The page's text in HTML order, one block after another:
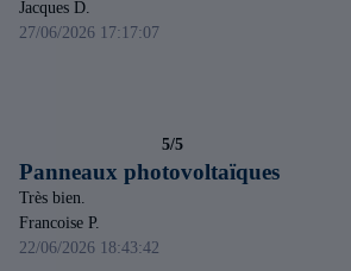
Jacques D.
27/06/2026 17:17:07
5/5
Panneaux photovoltaïques
Très bien.
Francoise P.
22/06/2026 18:43:42